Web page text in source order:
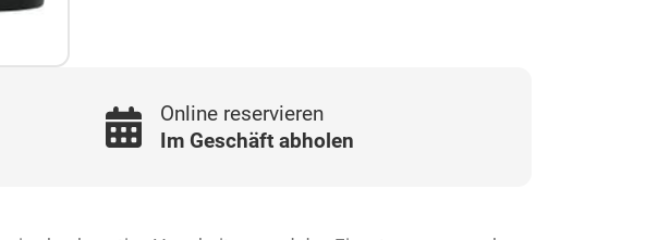
Online reservieren
Im Geschäft abholen